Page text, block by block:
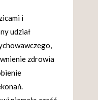
i
udział
zdrowia